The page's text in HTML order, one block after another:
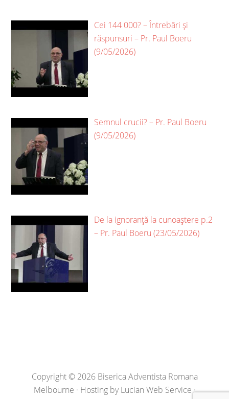
Cei 144 000? – Întrebări și
răspunsuri – Pr. Paul Boeru
(9/05/2026)
Semnul crucii? – Pr. Paul Boeru
(9/05/2026)
De la ignoranță la cunoaștere p.2
– Pr. Paul Boeru (23/05/2026)
Copyright © 2026 Biserica Adventista Romana
Melbourne · Hosting byLucian Web Service·